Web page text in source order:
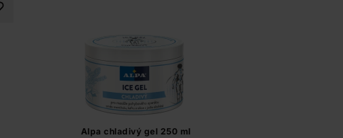
Alpa chladivý gel 250 ml